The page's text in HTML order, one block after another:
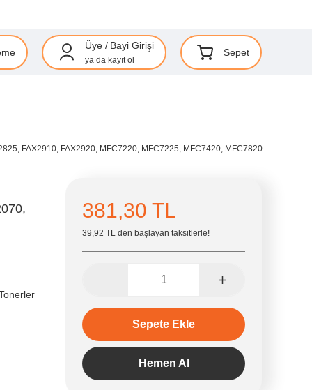
Üye / Bayi Girişi
ya da kayıt ol
Sepet
FAX2910, FAX2920, MFC7220, MFC7225, MFC7420, MFC7820
381,30 TL
39,92 TL den başlayan taksitlerle!
Sepete Ekle
Hemen Al